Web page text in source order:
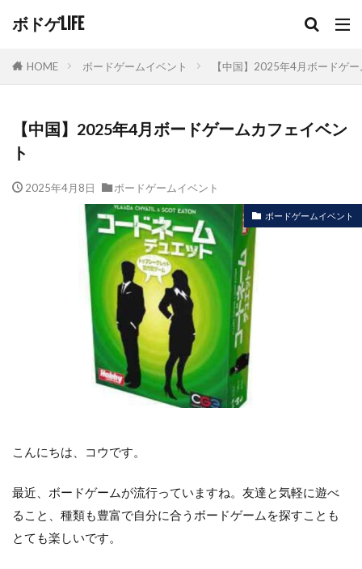
ボドゲLIFE
HOME ボードゲームイベント 【中国】2025年4月ボードゲ
【中国】2025年4月ボードゲームカフェイベン
ト
2025年4月8日 ボードゲームイベント
ボードゲームイベント
こんにちは、コウです。
最近、ボードゲームが流行っていますね。友達と気軽に遊べ
ること、種類も豊富で自分に合うボードゲームを探すことも
とても楽しいです。